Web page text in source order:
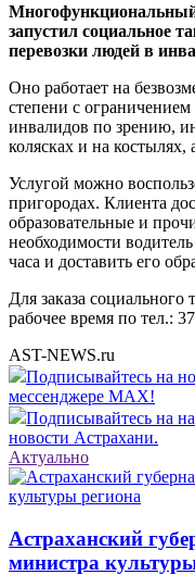
запустил социальное
перевозки людей в
Оно работает на
степени с
инвалидов по зрению,
колясках и на
Услугой можно
пригородах. Клиента
образовательные и
необходимости
часа и доставить его
Для заказа
рабочее время по тел.:
AST-NEWS.ru
Подписывайтесь на
мессенджере MAX!
Подписывайтесь на
новости Астрахани.
Актуально
Астраханский
министра